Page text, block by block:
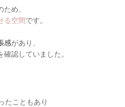
め、
る空間です。
感があり、
認していました。
たこともあり